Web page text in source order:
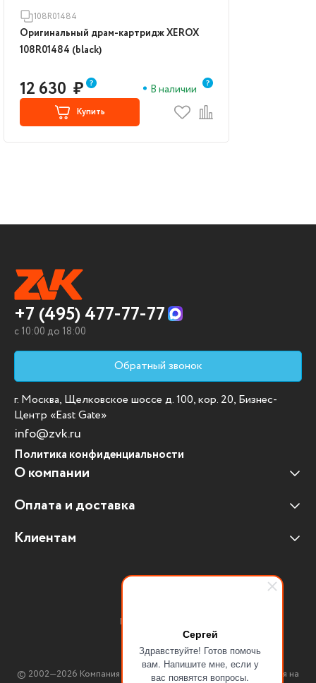
Сергей
Здравствуйте! Готов помочь
вам. Напишите мне, если у
вас появятся вопросы.
108R01484
Оригинальный драм-картридж XEROX
108R01484 (black)
12 630 ₽ В наличии
Купить
+7 (495) 477-77-77
c 10:00 до 18:00
Обратный звонок
г. Москва, Щелковское шоссе д. 100, кор. 20, Бизнес-
Центр «East Gate»
info@zvk.ru
Политика конфиденциальности
О компании
Наши клиенты
Отзывы клиентов
Оплата и доставка
Оплата и доставка
Клиентам
Мультимедийное оборудование
© 2002—2026 Компания ЗВК. *Вся информация, опубликованная на
Присоединяйтесь: